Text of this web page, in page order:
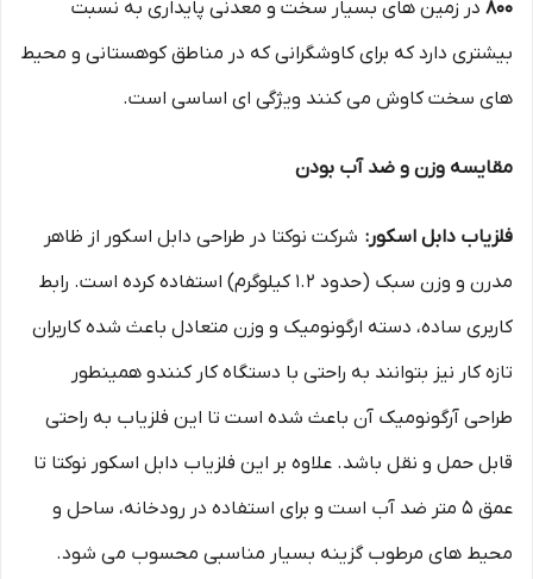
800 در زمین‌ های بسیار سخت و معدنی پایداری به نسبت
بیشتری دارد که برای کاوشگرانی که در مناطق کوهستانی و محیط
های سخت کاوش می کنند ویژگی ای اساسی است.
مقایسه وزن و ضد آب بودن
فلزیاب دابل اسکور: شرکت نوکتا در طراحی دابل اسکور از ظاهر
مدرن و وزن سبک (حدود 1.2 کیلوگرم) استفاده کرده است. رابط
کاربری ساده، دسته ارگونومیک و وزن متعادل باعث شده کاربران
تازه‌ کار نیز بتوانند به‌ راحتی با دستگاه کار کنندو همینطور
طراحی آرگونومیک آن باعث شده است تا این فلزیاب به راحتی
قابل حمل و نقل باشد. علاوه بر این فلزیاب دابل اسکور نوکتا تا
عمق 5 متر ضد آب است و برای استفاده در رودخانه، ساحل و
محیط‌ های مرطوب گزینه بسیار مناسبی محسوب می‌ شود.